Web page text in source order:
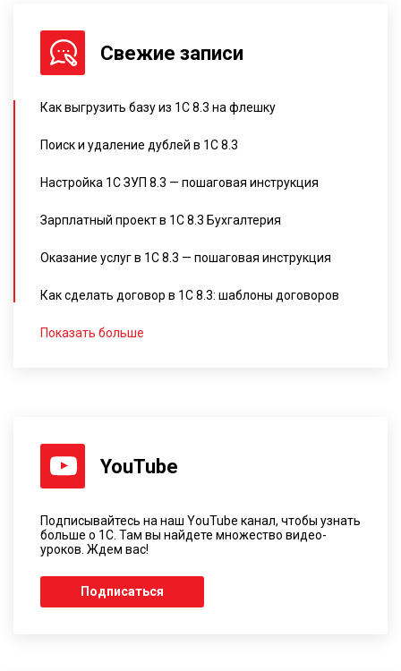
Свежие записи
Как выгрузить базу из 1С 8.3 на флешку
Поиск и удаление дублей в 1С 8.3
Настройка 1С ЗУП 8.3 — пошаговая инструкция
Зарплатный проект в 1С 8.3 Бухгалтерия
Оказание услуг в 1С 8.3 — пошаговая инструкция
Как сделать договор в 1С 8.3: шаблоны договоров
Показать больше
YouTube
Подписывайтесь на наш YouTube канал, чтобы узнать
больше о 1С. Там вы найдете множество видео-
уроков. Ждем вас!
Подписаться